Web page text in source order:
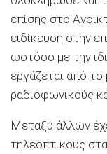
επίσης στο
ειδίκευση στην
ωστόσο με την
εργάζεται από
ραδιοφωνικούς
Μεταξύ άλλων
τηλεοπτικούς